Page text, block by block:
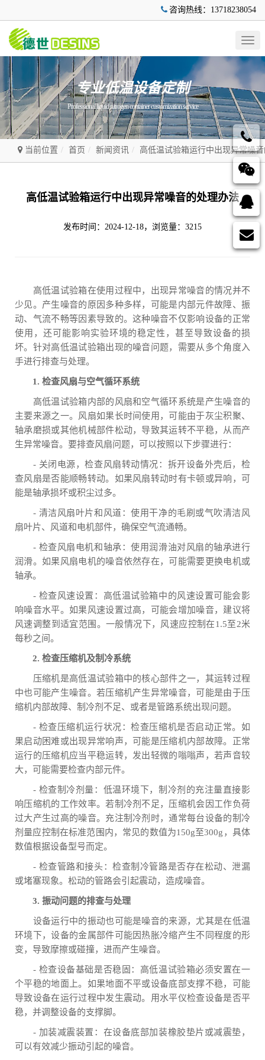
咨询热线：13718238054
专业低温设备定制
Professional liquid nitrogen container customization service
当前位置 首页 新闻资讯 高低温试验箱运行中出现异常噪
高低温试验箱运行中出现异常噪音的处理办法
发布时间：2024-12-18，浏览量：3215
高低温试验箱在使用过程中，出现异常噪音的情况并不
少见。产生噪音的原因多种多样，可能是内部元件故障、振
动、气流不畅等因素导致的。这种噪音不仅影响设备的正常
使用，还可能影响实验环境的稳定性，甚至导致设备的损
坏。针对高低温试验箱出现的噪音问题，需要从多个角度入
手进行排查与处理。
1. 检查风扇与空气循环系统
高低温试验箱内部的风扇和空气循环系统是产生噪音的
主要来源之一。风扇如果长时间使用，可能由于灰尘积聚、
轴承磨损或其他机械部件松动，导致其运转不平稳，从而产
生异常噪音。要排查风扇问题，可以按照以下步骤进行：
- 关闭电源，检查风扇转动情况：拆开设备外壳后，检
查风扇是否能顺畅转动。如果风扇转动时有卡顿或异响，可
能是轴承损坏或积尘过多。
- 清洁风扇叶片和风道：使用干净的毛刷或气吹清洁风
扇叶片、风道和电机部件，确保空气流通畅。
- 检查风扇电机和轴承：使用润滑油对风扇的轴承进行
润滑。如果风扇电机的噪音依然存在，可能需要更换电机或
轴承。
- 检查风速设置：高低温试验箱中的风速设置可能会影
响噪音水平。如果风速设置过高，可能会增加噪音，建议将
风速调整到适宜范围。一般情况下，风速应控制在1.5至2米
每秒之间。
2. 检查压缩机及制冷系统
压缩机是高低温试验箱中的核心部件之一，其运转过程
中也可能产生噪音。若压缩机产生异常噪音，可能是由于压
缩机内部故障、制冷剂不足、或者是管路系统出现问题。
- 检查压缩机运行状况：检查压缩机是否启动正常。如
果启动困难或出现异常响声，可能是压缩机内部故障。正常
运行的压缩机应当平稳运转，发出轻微的嗡嗡声，若声音较
大，可能需要检查内部元件。
- 检查制冷剂量：低温环境下，制冷剂的充注量直接影
响压缩机的工作效率。若制冷剂不足，压缩机会因工作负荷
过大产生过高的噪音。充注制冷剂时，通常每台设备的制冷
剂量应控制在标准范围内，常见的数值为150g至300g，具体
数值根据设备型号而定。
- 检查管路和接头：检查制冷管路是否存在松动、泄漏
或堵塞现象。松动的管路会引起震动，造成噪音。
3. 振动问题的排查与处理
设备运行中的振动也可能是噪音的来源，尤其是在低温
环境下，设备的金属部件可能因热胀冷缩产生不同程度的形
变，导致摩擦或碰撞，进而产生噪音。
- 检查设备基础是否稳固：高低温试验箱必须安置在一
个平稳的地面上。如果地面不平或设备底部支撑不稳，可能
导致设备在运行过程中发生震动。用水平仪检查设备是否平
稳，并调整设备的支撑脚。
- 加装减震装置：在设备底部加装橡胶垫片或减震垫，
可以有效减少振动引起的噪音。